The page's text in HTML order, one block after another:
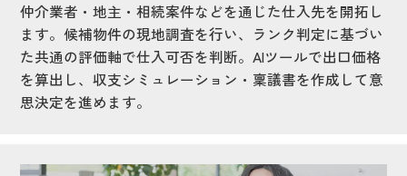
仲介業者・地主・相続案件などを通じた仕入先を開拓し
ます。候補物件の現地調査を行い、ランク判定に基づい
た共通の評価軸で仕入可否を判断。AIツールで出口価格
を算出し、収支シミュレーション・稟議書を作成して意
思決定を進めます。